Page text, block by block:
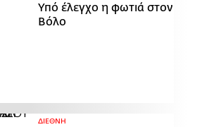
Υπό έλεγχο η φωτιά στον
Βόλο
ΔΙΕΘΝΗ